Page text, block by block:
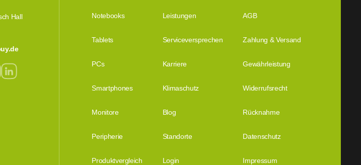
Hall
Notebooks Leistungen AGB
Tablets Serviceversprechen Zahlung & Versand
PCs Karriere Gewährleistung
Smartphones Klimaschutz Widerrufsrecht
Monitore Blog Rücknahme
Peripherie Standorte Datenschutz
Produktvergleich Login Impressum